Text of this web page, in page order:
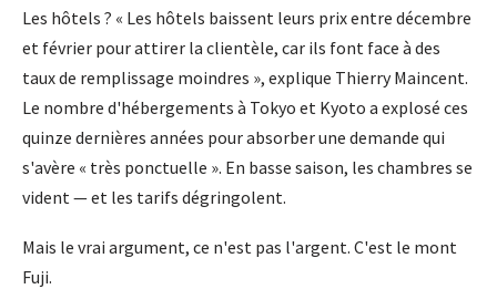
Les hôtels ? « Les hôtels baissent leurs prix entre décembre
et février pour attirer la clientèle, car ils font face à des
taux de remplissage moindres », explique Thierry Maincent.
Le nombre d'hébergements à Tokyo et Kyoto a explosé ces
quinze dernières années pour absorber une demande qui
s'avère « très ponctuelle ». En basse saison, les chambres se
vident — et les tarifs dégringolent.
Mais le vrai argument, ce n'est pas l'argent. C'est le mont
Fuji.